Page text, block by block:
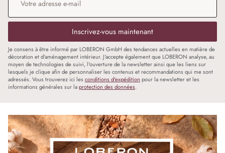
Inscrivez-vous maintenant
Je consens à être informé par LOBERON GmbH des tendances actuelles en matière de
décoration et d'aménagement intérieur. J'accepte également que LOBERON analyse, au
moyen de technologies de suivi, l'ouverture de la newsletter ainsi que les liens sur
lesquels je clique afin de personnaliser les contenus et recommandations qui me sont
adressés. Vous trouverez ici les conditions d'expédition pour la newsletter et les
informations générales sur laprotection des données.